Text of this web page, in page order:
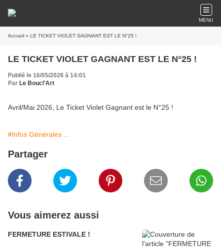
MENU
Accueil » LE TICKET VIOLET GAGNANT EST LE N°25 !
LE TICKET VIOLET GAGNANT EST LE N°25 !
Publié le 16/05/2026 à 14:01
Par Le Boucl'Art
Avril/Mai 2026, Le Ticket Violet Gagnant est le N°25 !
#Infos Générales ...
Partager
Vous aimerez aussi
FERMETURE ESTIVALE !